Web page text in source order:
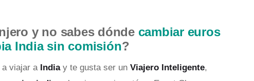
y no sabes dónde cambiar euros
India sin comisión?
a viajar a India y te gusta ser un Viajero Inteligente,